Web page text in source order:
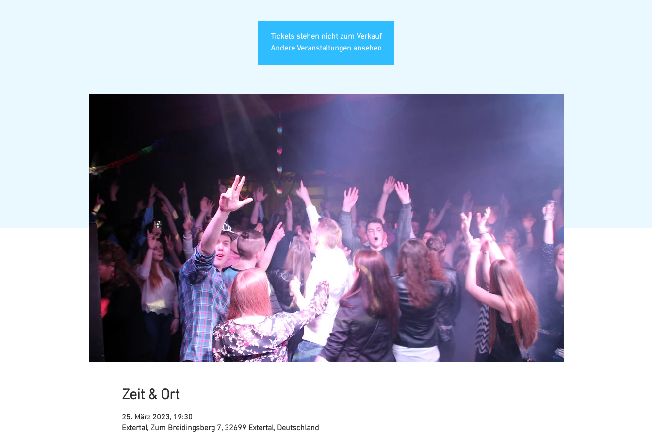
Tickets stehen nicht zum Verkauf
Andere Veranstaltungen ansehen
Zeit & Ort
25. März 2023, 19:30
Extertal, Zum Breidingsberg 7, 32699 Extertal, Deutschland